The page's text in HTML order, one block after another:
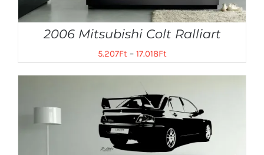
2006 Mitsubishi Colt Ralliart
5.207Ft– 17.018Ft